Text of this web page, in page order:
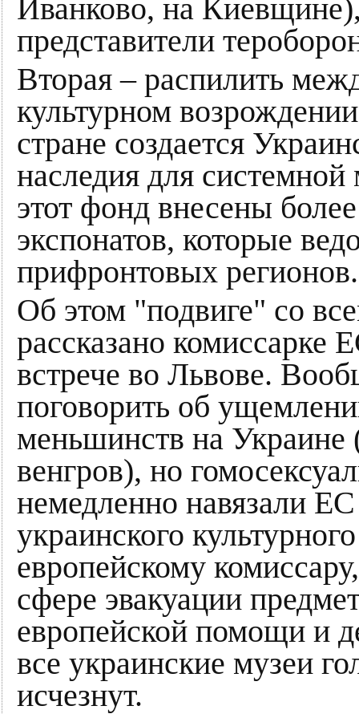
Иванково, на
представители
Вторая – распилить
культурном
стране создается
наследия для
этот фонд внесены
экспонатов, которые
прифронтовых регионов.
Об этом "подвиге" со
рассказано комиссарке
встрече во Львове.
поговорить об
меньшинств на Украине
венгров), но
немедленно навязали
украинского
европейскому
сфере эвакуации
европейской помощи и
все украинские музеи
исчезнут.